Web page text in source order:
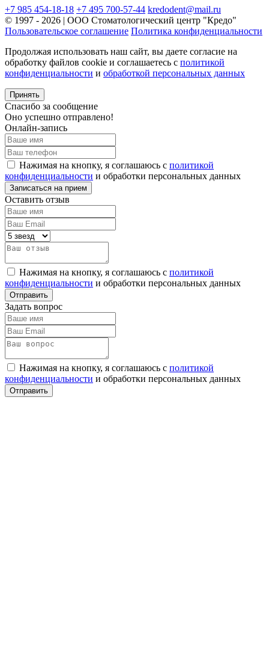
+7 985 454-18-18 +7 495 700-57-44 kredodent@mail.ru
© 1997 - 2026 | ООО Стоматологический центр "Кредо"
Пользовательское соглашение Политика конфиденциальности
Продолжая использовать наш сайт, вы даете согласие на
обработку файлов cookie и соглашаетесь с политикой
конфиденциальности и обработкой персональных данных
Принять
Спасибо за сообщение
Оно успешно отправлено!
Онлайн-запись
Нажимая на кнопку, я соглашаюсь с политикой
конфиденциальности и обработки персональных данных
Оставить отзыв
Нажимая на кнопку, я соглашаюсь с политикой
конфиденциальности и обработки персональных данных
Задать вопрос
Нажимая на кнопку, я соглашаюсь с политикой
конфиденциальности и обработки персональных данных